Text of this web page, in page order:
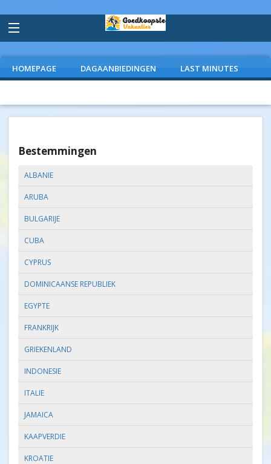
HOMEPAGE DAGAANBIEDINGEN LAST MINUTES
Bestemmingen
ALBANIE
ARUBA
BULGARIJE
CUBA
CYPRUS
DOMINICAANSE REPUBLIEK
EGYPTE
FRANKRIJK
GRIEKENLAND
INDONESIE
ITALIE
JAMAICA
KAAPVERDIE
KROATIE